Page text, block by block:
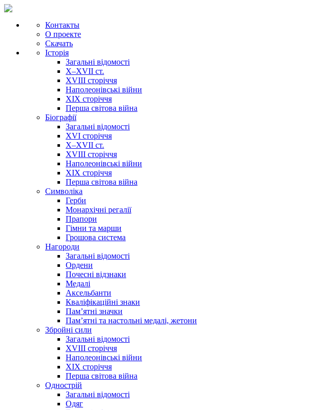
Контакты
О проекте
Скачать
Історія
Загальні відомості
X–XVII ст.
XVIII сторіччя
Наполеонівські війни
XIX сторіччя
Перша світова війна
Біографії
Загальні відомості
XVI сторіччя
X–XVII ст.
XVIII сторіччя
Наполеонівські війни
XIX сторіччя
Перша світова війна
Cимволіка
Герби
Монархічні регалії
Прапори
Гімни та марши
Грошова система
Нагороди
Загальні відомості
Ордени
Почесні відзнаки
Медалі
Аксельбанти
Кваліфікаційні знаки
Памʼятні значки
Памʼятні та настольні медалі, жетони
Збройні сили
Загальні відомості
XVIII сторіччя
Наполеонівські війни
XIX сторіччя
Перша світова війна
Однострій
Загальні відомості
Одяг